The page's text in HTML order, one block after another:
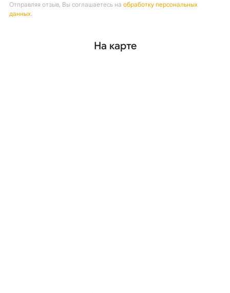
Отправляя отзыв, Вы соглашаетесь на обработку персональных
данных.
На карте